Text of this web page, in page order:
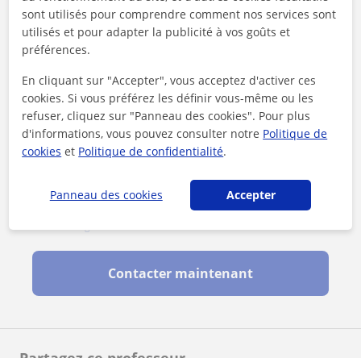
En cliquant sur l'un des deux boutons, vous acceptez nos
Contacter maintenant
sont utilisés pour comprendre comment nos services sont
utilisés et pour adapter la publicité à vos goûts et
préférences.
En cliquant sur "Accepter", vous acceptez d'activer ces
cookies. Si vous préférez les définir vous-même ou les
refuser, cliquez sur "Panneau des cookies". Pour plus
d'informations, vous pouvez consulter notre Politique de
cookies et Politique de confidentialité.
Panneau des cookies Accepter